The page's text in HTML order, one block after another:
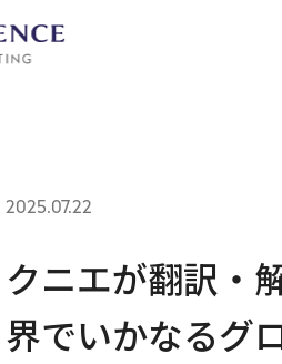
クニエが翻訳・
界でいかなるグ
2025.07.22